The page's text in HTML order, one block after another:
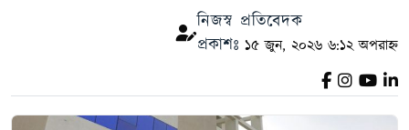
নিজস্ব প্রতিবেদক
প্রকাশঃ ১৫ জুন, ২০২৬ ৬:১২ অপরাহ্ন